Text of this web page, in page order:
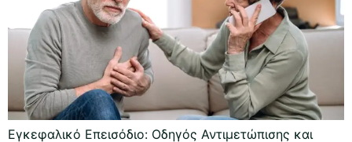
Εγκεφαλικό Επεισόδιο: Οδηγός Αντιμετώπισης και